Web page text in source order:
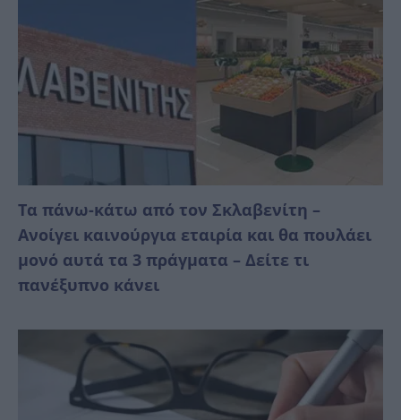
Τα πάνω-κάτω από τον Σκλαβενίτη –
Ανοίγει καινούργια εταιρία και θα πουλάει
μονό αυτά τα 3 πράγματα – Δείτε τι
πανέξυπνο κάνει